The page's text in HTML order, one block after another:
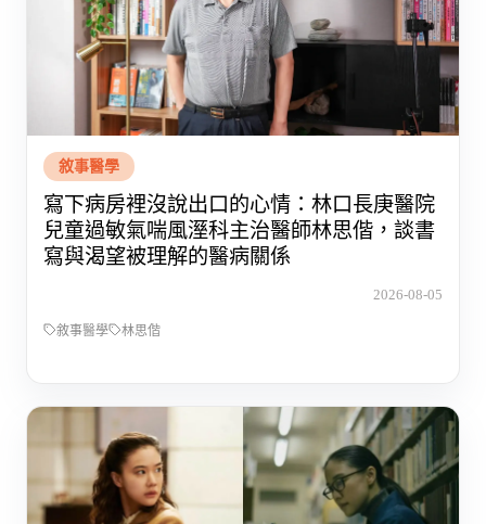
敘事醫學
寫下病房裡沒說出口的心情：林口長庚醫院
兒童過敏氣喘風溼科主治醫師林思偕，談書
寫與渴望被理解的醫病關係
2026-08-05
敘事醫學 林思偕